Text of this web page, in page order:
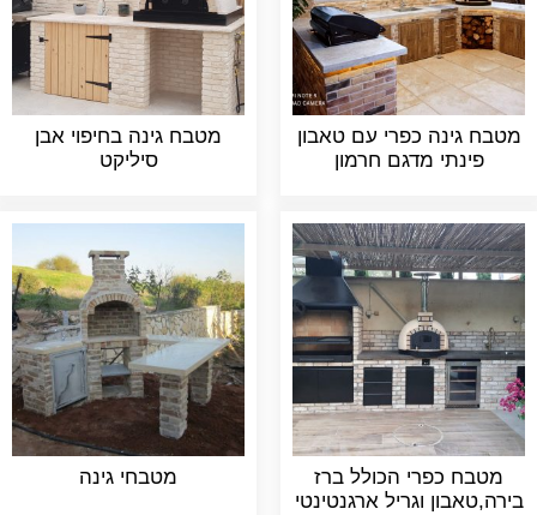
מטבח גינה כפרי עם טאבון
פינתי מדגם חרמון
מטבח גינה בחיפוי אבן
סיליקט
מטבח כפרי הכולל ברז
בירה,טאבון וגריל ארגנטינטי
מטבחי גינה